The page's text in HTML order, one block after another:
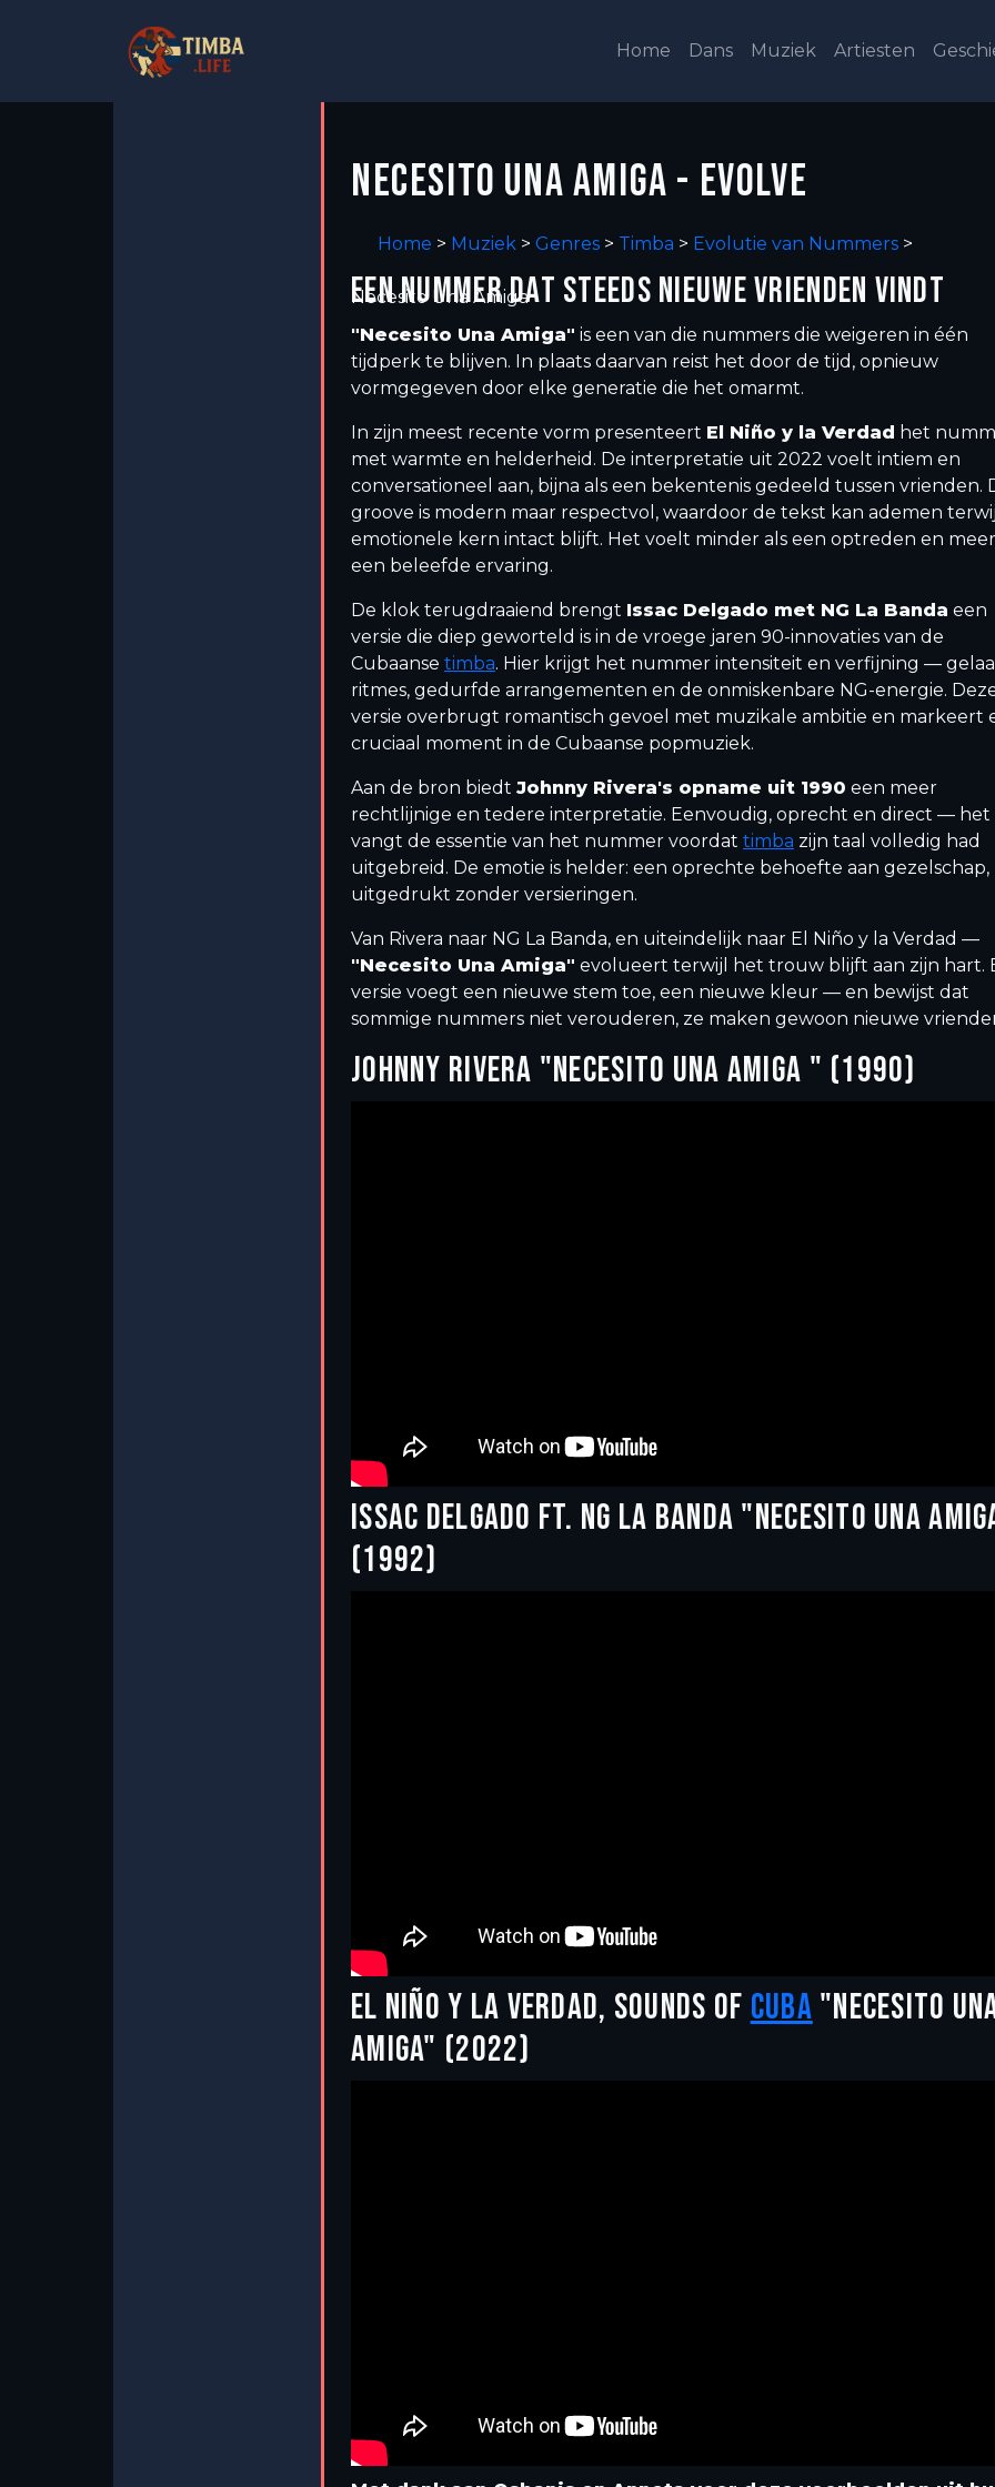
Home Dans Muziek Artiesten
NECESITO UNA AMIGA - EVOLVE
Home > Muziek > Genres > Timba > Evolutie van Nummers >
Necesito Una Amiga
EEN NUMMER DAT STEEDS NIEUWE VRIENDEN VINDT
"Necesito Una Amiga" is een van die nummers die weigeren in één
tijdperk te blijven. In plaats daarvan reist het door de tijd, opnieuw
vormgegeven door elke generatie die het omarmt.
In zijn meest recente vorm presenteert El Niño y la Verdad het
met warmte en helderheid. De interpretatie uit 2022 voelt intiem en
conversationeel aan, bijna als een bekentenis gedeeld tussen vrienden.
groove is modern maar respectvol, waardoor de tekst kan ademen
emotionele kern intact blijft. Het voelt minder als een optreden en
een beleefde ervaring.
De klok terugdraaiend brengt Issac Delgado met NG La Banda een
versie die diep geworteld is in de vroege jaren 90-innovaties van de
Cubaanse timba. Hier krijgt het nummer intensiteit en verfijning —
ritmes, gedurfde arrangementen en de onmiskenbare NG-energie.
versie overbrugt romantisch gevoel met muzikale ambitie en markeert
cruciaal moment in de Cubaanse popmuziek.
Aan de bron biedt Johnny Rivera's opname uit 1990 een meer
rechtlijnige en tedere interpretatie. Eenvoudig, oprecht en direct — het
vangt de essentie van het nummer voordat timba zijn taal volledig had
uitgebreid. De emotie is helder: een oprechte behoefte aan gezelschap,
uitgedrukt zonder versieringen.
Van Rivera naar NG La Banda, en uiteindelijk naar El Niño y la Verdad —
"Necesito Una Amiga" evolueert terwijl het trouw blijft aan zijn hart.
versie voegt een nieuwe stem toe, een nieuwe kleur — en bewijst dat
sommige nummers niet verouderen, ze maken gewoon nieuwe
JOHNNY RIVERA "NECESITO UNA AMIGA " (1990)
ISSAC DELGADO FT. NG LA BANDA "NECESITO UNA
(1992)
EL NIÑO Y LA VERDAD, SOUNDS OF CUBA "NECESITO
AMIGA" (2022)